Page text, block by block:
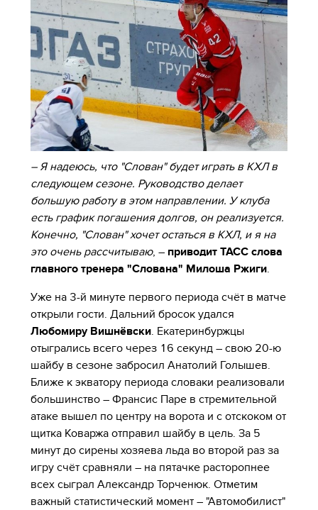
– Я надеюсь, что "Слован" будет играть в КХЛ в
следующем сезоне. Руководство делает
большую работу в этом направлении. У клуба
есть график погашения долгов, он реализуется.
Конечно, "Слован" хочет остаться в КХЛ, и я на
это очень рассчитываю, – приводит ТАСС слова
главного тренера "Слована" Милоша Ржиги.
Уже на 3-й минуте первого периода счёт в матче
открыли гости. Дальний бросок удался
Любомиру Вишнёвски. Екатеринбуржцы
отыгрались всего через 16 секунд – свою 20-ю
шайбу в сезоне забросил Анатолий Голышев.
Ближе к экватору периода словаки реализовали
большинство – Франсис Паре в стремительной
атаке вышел по центру на ворота и с отскоком от
щитка Коваржа отправил шайбу в цель. За 5
минут до сирены хозяева льда во второй раз за
игру счёт сравняли – на пятачке расторопнее
всех сыграл Александр Торченюк. Отметим
важный статистический момент – "Автомобилист"